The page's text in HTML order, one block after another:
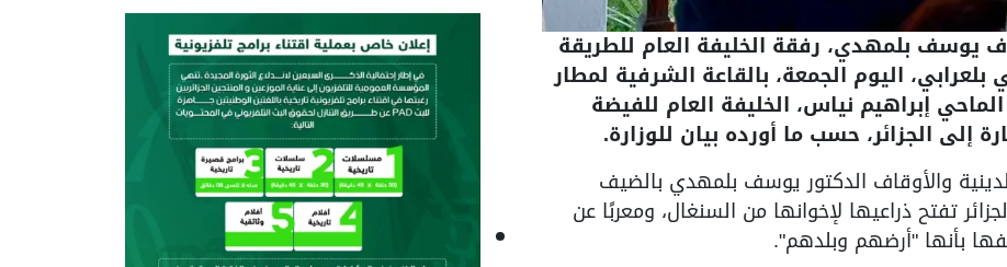
يوسف بلمهدي، رفقة الخليفة العام للطريقة
اليوم الجمعة، بالقاعة الشرفية لمطار
إبراهيم نياس، الخليفة العام للفيضة
إلى الجزائر، حسب ما أورده بيان للوزارة.
والأوقاف الدكتور يوسف بلمهدي بالضيف
تفتح ذراعيها لإخوانها من السنغال، ومعربًا عن
بأنها "أرضهم وبلدهم".